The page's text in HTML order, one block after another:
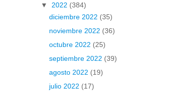
▼ 2022 (384)
diciembre 2022 (35)
noviembre 2022 (36)
octubre 2022 (25)
septiembre 2022 (39)
agosto 2022 (19)
julio 2022 (17)